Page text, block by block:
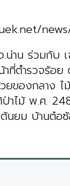
าน ร่วมกับ
าที่ตำรวจร้
ของกลาง ไ
ไม้ พ.ศ.
ยม บ้านต๋อ